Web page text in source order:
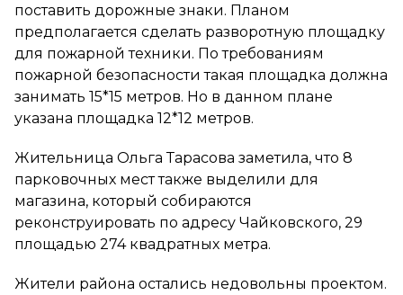
поставить дорожные знаки. Планом
предполагается сделать разворотную площадку
для пожарной техники. По требованиям
пожарной безопасности такая площадка должна
занимать 15*15 метров. Но в данном плане
указана площадка 12*12 метров.
Жительница Ольга Тарасова заметила, что 8
парковочных мест также выделили для
магазина, который собираются
реконструировать по адресу Чайковского, 29
площадью 274 квадратных метра.
Жители района остались недовольны проектом.